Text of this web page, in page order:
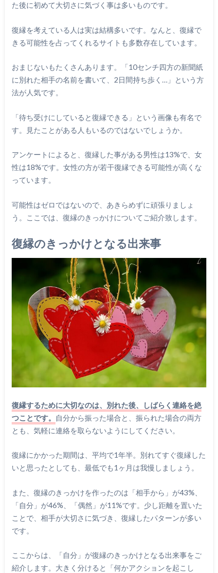
た後に初めて大切さに気づく事は多いものです。
復縁を考えている人は実は結構多いです。なんと、復縁で
きる可能性を占ってくれるサイトも多数存在しています。
おまじないもたくさんあります。「10センチ四方の新聞紙
に別れた相手の名前を書いて、2日間持ち歩く…」という方
法が人気です。
「待ち受けにしていると復縁できる」という画像も有名で
す。見たことがある人もいるのではないでしょうか。
アンケートによると、復縁した事がある男性は13%で、女
性は18%です。女性の方が若干復縁できる可能性が高くな
っています。
可能性はゼロではないので、あきらめずに頑張りましょ
う。ここでは、復縁のきっかけについてご紹介致します。
復縁のきっかけとなる出来事
復縁するために大切なのは、別れた後、しばらく連絡を絶
つことです。
自分から振った場合と、振られた場合の両方
とも、気軽に連絡を取らないようにしてください。
復縁にかかった期間は、平均で1年半。別れてすぐ復縁した
いと思ったとしても、最低でも1ヶ月は我慢しましょう。
また、復縁のきっかけを作ったのは「相手から」が43%、
「自分」が46%、「偶然」が11%です。少し距離を置いた
ことで、相手が大切さに気づき、復縁したパターンが多い
です。
ここからは、「自分」が復縁のきっかけとなる出来事をご
紹介します。大きく分けると「何かアクションを起こし